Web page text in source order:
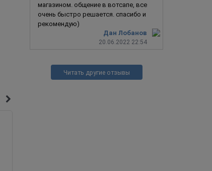
Дан Лобанов
20.06.2022 22:54
магазином. общение в вотсапе, все
очень быстро решается. спасибо и
рекомендую)
Читать другие отзывы